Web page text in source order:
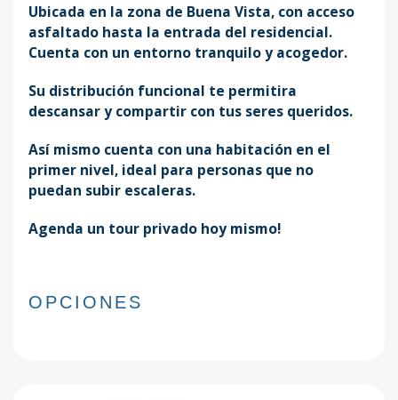
Ubicada en la zona de Buena Vista, con acceso
asfaltado hasta la entrada del residencial.
Cuenta con un entorno tranquilo y acogedor.
Su distribución funcional te permitira
descansar y compartir con tus seres queridos.
Así mismo cuenta con una habitación en el
primer nivel, ideal para personas que no
puedan subir escaleras.
Agenda un tour privado hoy mismo!
OPCIONES